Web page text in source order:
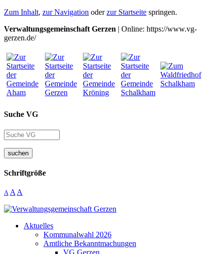
Zum Inhalt, zur Navigation oderzur Startseite springen.
Verwaltungsgemeinschaft Gerzen | Online: https://www.vg-
gerzen.de/
Suche VG
suchen
Schriftgröße
A A A
Aktuelles
Kommunalwahl 2026
Amtliche Bekanntmachungen
VG Gerzen